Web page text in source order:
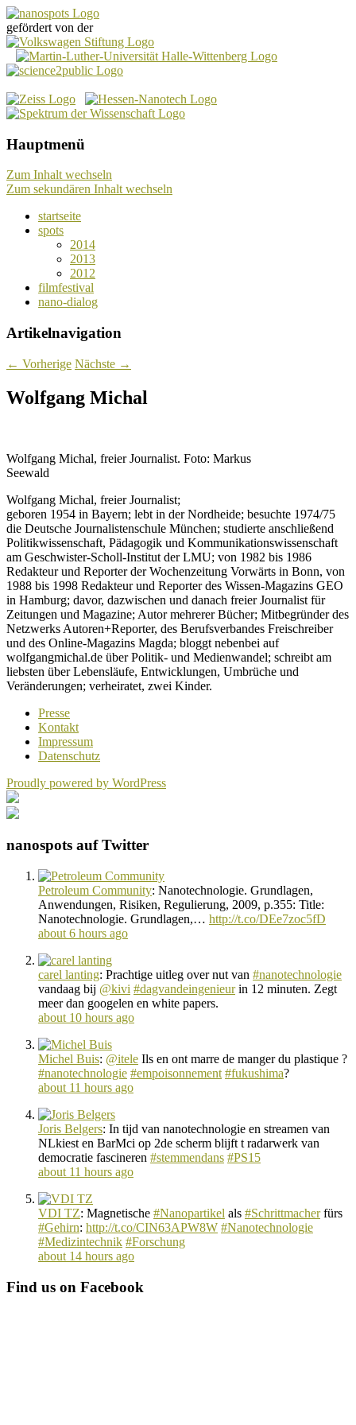
nanospots – Hauptseite
Das Nano-Kurzfilm-Festival
gefördert von der
Hauptmenü
Zum Inhalt wechseln
Zum sekundären Inhalt wechseln
startseite
spots
2014
2013
2012
filmfestival
nano-dialog
Artikelnavigation
← Vorherige Nächste →
Wolfgang Michal
Wolfgang Michal, freier Journalist. Foto: Markus
Seewald
Wolfgang Michal, freier Journalist;
geboren 1954 in Bayern; lebt in der Nordheide; besuchte 1974/75
die Deutsche Journalistenschule München; studierte anschließend
Politikwissenschaft, Pädagogik und Kommunikationswissenschaft
am Geschwister-Scholl-Institut der LMU; von 1982 bis 1986
Redakteur und Reporter der Wochenzeitung Vorwärts in Bonn, von
1988 bis 1998 Redakteur und Reporter des Wissen-Magazins GEO
in Hamburg; davor, dazwischen und danach freier Journalist für
Zeitungen und Magazine; Autor mehrerer Bücher; Mitbegründer des
Netzwerks Autoren+Reporter, des Berufsverbandes Freischreiber
und des Online-Magazins Magda; bloggt nebenbei auf
wolfgangmichal.de über Politik- und Medienwandel; schreibt am
liebsten über Lebensläufe, Entwicklungen, Umbrüche und
Veränderungen; verheiratet, zwei Kinder.
Presse
Kontakt
Impressum
Datenschutz
Proudly powered by WordPress
nanospots auf Twitter
Petroleum Community: Nanotechnologie. Grundlagen,
Anwendungen, Risiken, Regulierung, 2009, p.355: Title:
Nanotechnologie. Grundlagen,… http://t.co/DEe7zoc5fD
about 6 hours ago
carel lanting: Prachtige uitleg over nut van #nanotechnologie
vandaag bij @kivi #dagvandeingenieurin 12 minuten. Zegt
meer dan googelen en white papers.
about 10 hours ago
Michel Buis: @itele Ils en ont marre de manger du plastique ?
#nanotechnologie #empoisonnement #fukushima?
about 11 hours ago
Joris Belgers: In tijd van nanotechnologie en streamen van
NLkiest en BarMci op 2de scherm blijft t radarwerk van
democratie fascineren #stemmendans #PS15
about 11 hours ago
VDI TZ: Magnetische #Nanopartikel als #Schrittmacherfürs
#Gehirn: http://t.co/CIN63APW8W #Nanotechnologie
#Medizintechnik #Forschung
about 14 hours ago
Find us on Facebook